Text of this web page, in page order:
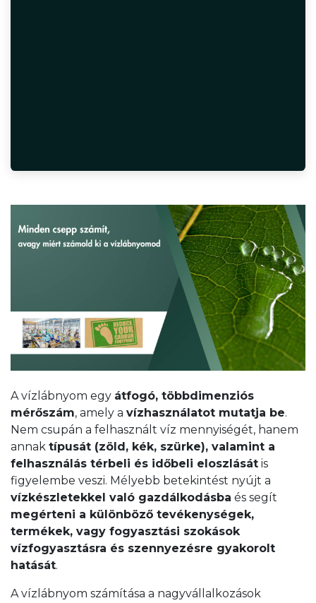
A vízlábnyom egy átfogó, többdimenziós
mérőszám, amely a vízhasználatot mutatja be.
Nem csupán a felhasznált víz mennyiségét, hanem
annak típusát (zöld, kék, szürke), valamint a
felhasználás térbeli és időbeli eloszlását is
figyelembe veszi. Mélyebb betekintést nyújt a
vízkészletekkel való gazdálkodásba és segít
megérteni a különböző tevékenységek,
termékek, vagy fogyasztási szokások
vízfogyasztásra és szennyezésre gyakorolt
hatását.
A vízlábnyom számítása a nagyvállalkozások